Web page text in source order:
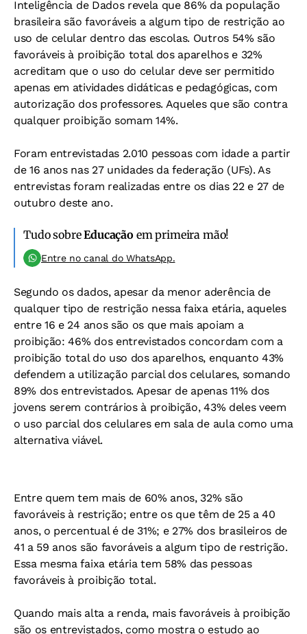
Inteligência de Dados revela que 86% da população
brasileira são favoráveis a algum tipo de restrição ao
uso de celular dentro das escolas. Outros 54% são
favoráveis à proibição total dos aparelhos e 32%
acreditam que o uso do celular deve ser permitido
apenas em atividades didáticas e pedagógicas, com
autorização dos professores. Aqueles que são contra
qualquer proibição somam 14%.
Foram entrevistadas 2.010 pessoas com idade a partir
de 16 anos nas 27 unidades da federação (UFs). As
entrevistas foram realizadas entre os dias 22 e 27 de
outubro deste ano.
Tudo sobreEducação em primeira mão!
Entre no canal do WhatsApp.
Segundo os dados, apesar da menor aderência de
qualquer tipo de restrição nessa faixa etária, aqueles
entre 16 e 24 anos são os que mais apoiam a
proibição: 46% dos entrevistados concordam com a
proibição total do uso dos aparelhos, enquanto 43%
defendem a utilização parcial dos celulares, somando
89% dos entrevistados. Apesar de apenas 11% dos
jovens serem contrários à proibição, 43% deles veem
o uso parcial dos celulares em sala de aula como uma
alternativa viável.
Entre quem tem mais de 60% anos, 32% são
favoráveis à restrição; entre os que têm de 25 a 40
anos, o percentual é de 31%; e 27% dos brasileiros de
41 a 59 anos são favoráveis a algum tipo de restrição.
Essa mesma faixa etária tem 58% das pessoas
favoráveis à proibição total.
Quando mais alta a renda, mais favoráveis à proibição
são os entrevistados, como mostra o estudo ao